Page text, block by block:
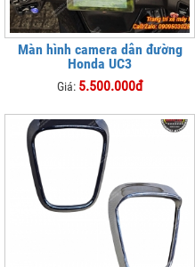
Màn hình camera dẫn đường
Honda UC3
Giá: 5.500.000đ